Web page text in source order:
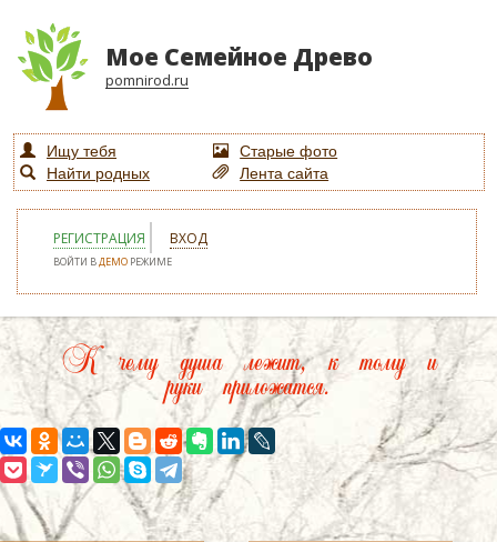
Мое Семейное Древо
pomnirod.ru
Ищу тебя
Старые фото
Найти родных
Лента сайта
РЕГИСТРАЦИЯ ВХОД
ВОЙТИ ВДЕМО РЕЖИМЕ
К чему душа лежит, к тому и
руки приложатся.